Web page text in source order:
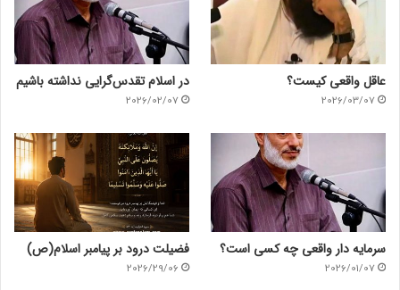
عاقل واقعی کیست؟
2026/03/07
در اسلام تقدس‌گرایی نداشته باشیم
2026/02/07
سرمایه دار واقعی چه کسی است؟
2026/01/07
فضیلت درود بر پیامبر اسلام(ص)
2026/29/06